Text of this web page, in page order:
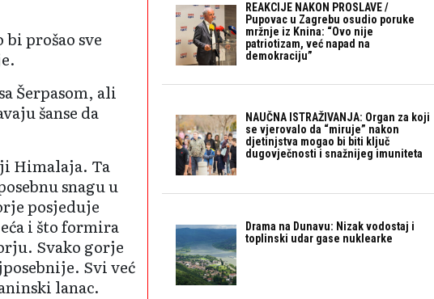
prošao sve
Šerpasom, ali
šanse da
Himalaja. Ta
snagu u
posjeduje
i što formira
Svako gorje
Svi već
lanac.
REAKCIJE NAKON PROSLAVE /
Pupovac u Zagrebu osudio poruke
mržnje iz Knina: “Ovo nije
patriotizam, već napad na
demokraciju”
NAUČNA ISTRAŽIVANJA: Organ za koji
se vjerovalo da “miruje” nakon
djetinjstva mogao bi biti ključ
dugovječnosti i snažnijeg imuniteta
Drama na Dunavu: Nizak vodostaj i
toplinski udar gase nuklearke